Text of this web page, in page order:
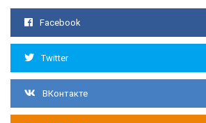
Facebook
Twitter
ВКонтакте